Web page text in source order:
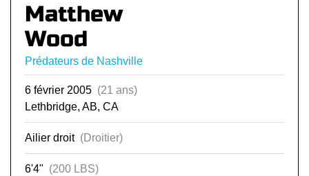
Matthew
Wood
Prédateurs de Nashville
6 février 2005 (21 ans)
Lethbridge, AB, CA
Ailier droit (Droitier)
6'4" (200 LBS)